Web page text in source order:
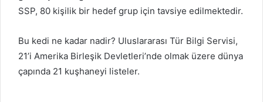
SSP, 80 kişilik bir hedef grup için tavsiye edilmektedir.
Bu kedi ne kadar nadir? Uluslararası Tür Bilgi Servisi,
21’i Amerika Birleşik Devletleri’nde olmak üzere dünya
çapında 21 kuşhaneyi listeler.